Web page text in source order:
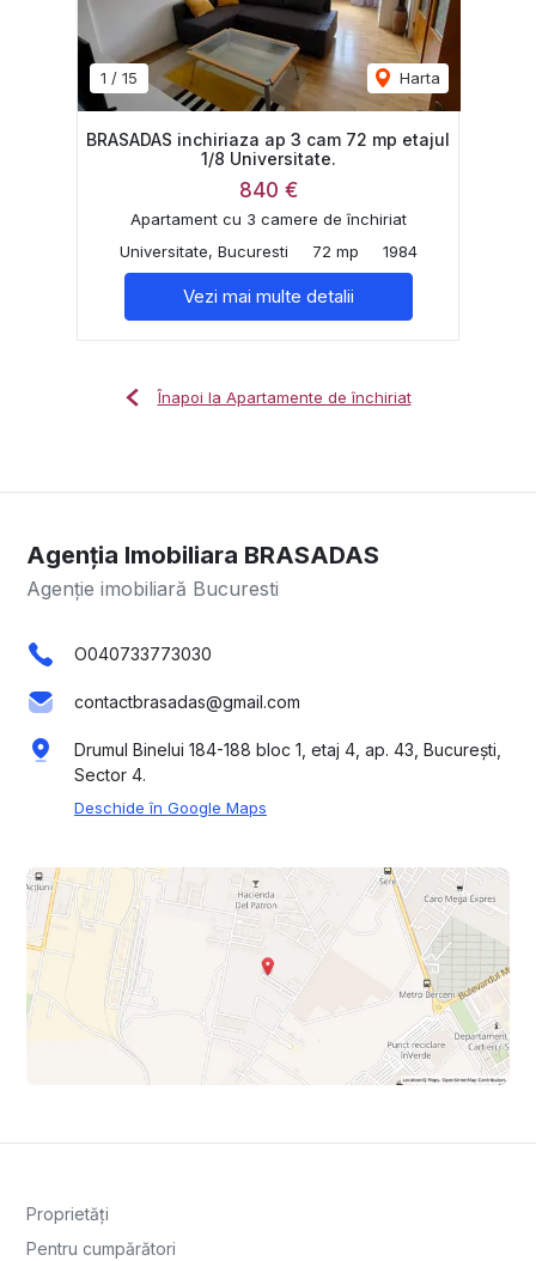
1 / 15 Harta
BRASADAS inchiriaza ap 3 cam 72 mp etajul
1/8 Universitate.
840 €
Apartament cu 3 camere de închiriat
Universitate, Bucuresti
72 mp 1984
Vezi mai multe detalii
Înapoi la Apartamente de închiriat
Agenția Imobiliara BRASADAS
Agenție imobiliară Bucuresti
O040733773030
contactbrasadas@gmail.com
Drumul Binelui 184-188 bloc 1, etaj 4, ap. 43, București,
Sector 4.
Deschide în Google Maps
Proprietăți
Pentru cumpărători